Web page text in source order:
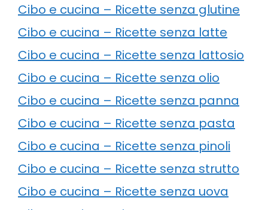
Cibo e cucina – Ricette senza glutine
Cibo e cucina – Ricette senza latte
Cibo e cucina – Ricette senza lattosio
Cibo e cucina – Ricette senza olio
Cibo e cucina – Ricette senza panna
Cibo e cucina – Ricette senza pasta
Cibo e cucina – Ricette senza pinoli
Cibo e cucina – Ricette senza strutto
Cibo e cucina – Ricette senza uova